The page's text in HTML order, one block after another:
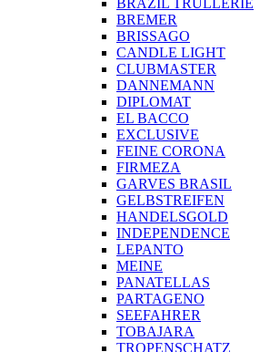
BRAZIL TRÜLLERIE
BREMER
BRISSAGO
CANDLE LIGHT
CLUBMASTER
DANNEMANN
DIPLOMAT
EL BACCO
EXCLUSIVE
FEINE CORONA
FIRMEZA
GARVES BRASIL
GELBSTREIFEN
HANDELSGOLD
INDEPENDENCE
LEPANTO
MEINE
PANATELLAS
PARTAGENO
SEEFAHRER
TOBAJARA
TROPENSCHATZ